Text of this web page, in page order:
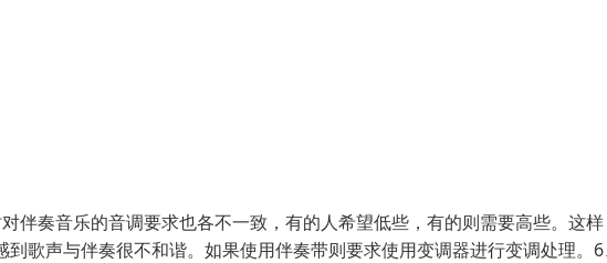
伴奏音乐的音调要求也各不一致，有的人希望低些，有的则需要高些。这
歌声与伴奏很不和谐。如果使用伴奏带则要求使用变调器进行变调处理。